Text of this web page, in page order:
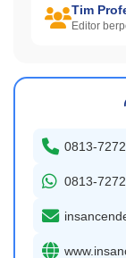
Tim
Editor
0813-
0813-